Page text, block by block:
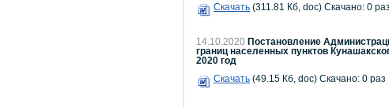
Скачать (311.81 Кб, doc) Скачано: 0 раз
14.10.2020 Постановление
границ населенных пунктов
2020 год
Скачать (49.15 Кб, doc) Скачано: 0 раз